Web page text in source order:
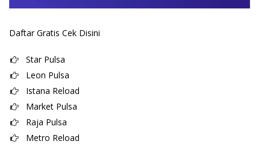
Daftar Gratis Cek Disini
Star Pulsa
Leon Pulsa
Istana Reload
Market Pulsa
Raja Pulsa
Metro Reload